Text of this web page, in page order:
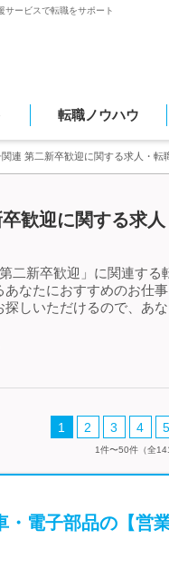
サービスで転職をサポート
転職ノウハウ
連 第二新卒歓迎に関する求人・転
歓迎に関する求
二新卒歓迎」に関連す
なたにおすすめのお仕
しいただけるので、あ
1 2 3 4 5
1件〜50件（全
・電子部品の【営